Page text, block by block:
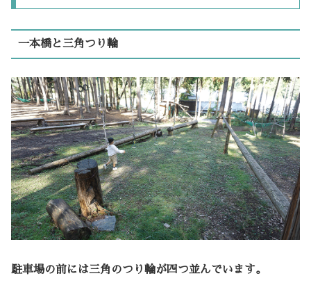
一本橋と三角つり輪
駐車場の前には三角のつり輪が四つ並んでいます。